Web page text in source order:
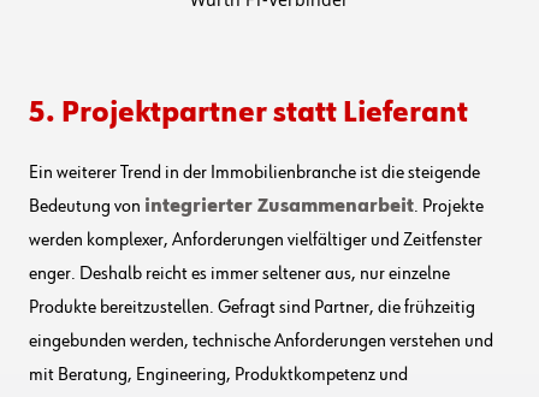
5. Projektpartner statt Lieferant
Ein weiterer Trend in der Immobilienbranche ist die steigende
Bedeutung von integrierter Zusammenarbeit. Projekte
werden komplexer, Anforderungen vielfältiger und Zeitfenster
enger. Deshalb reicht es immer seltener aus, nur einzelne
Produkte bereitzustellen. Gefragt sind Partner, die frühzeitig
eingebunden werden, technische Anforderungen verstehen und
mit Beratung, Engineering, Produktkompetenz und